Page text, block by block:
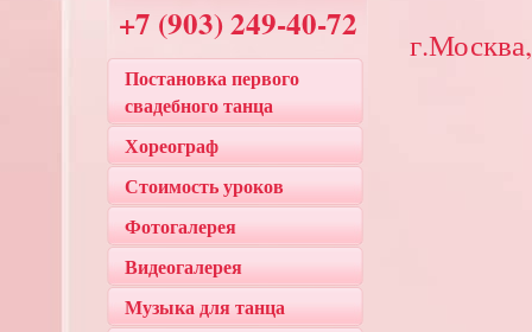
+7 (903) 249-40-72
Постановка первого
свадебного танца
Хореограф
Стоимость уроков
Фотогалерея
Видеогалерея
Музыка для танца